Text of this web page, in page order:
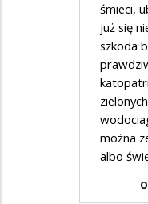
śmieci,
już się
szkoda
można
albo